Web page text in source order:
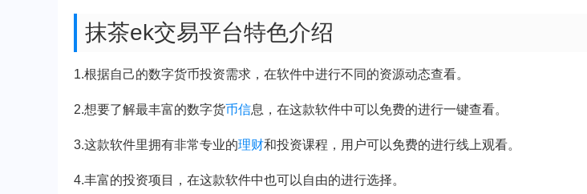
抹茶ek交易平台特色介绍
1.根据自己的数字货币投资需求，在软件中进行不同的资源动态查看。
2.想要了解最丰富的数字货币信息，在这款软件中可以免费的进行一键查看。
3.这款软件里拥有非常专业的理财和投资课程，用户可以免费的进行线上观看。
4.丰富的投资项目，在这款软件中也可以自由的进行选择。